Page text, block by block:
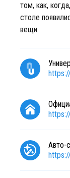
том, как,
столе
вещи.
Авто-